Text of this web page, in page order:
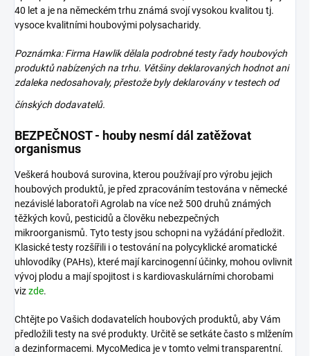
40 let a je na německém trhu známá svojí vysokou kvalitou tj.
vysoce kvalitními houbovými polysacharidy.
Poznámka: Firma Hawlik dělala podrobné testy řady houbových
produktů nabízených na trhu. Většiny deklarovaných hodnot ani
zdaleka nedosahovaly, přestože byly deklarovány v testech od
čínských dodavatelů.
BEZPEČNOST - houby nesmí dál zatěžovat
organismus
Veškerá houbová surovina, kterou používají pro výrobu jejich
houbových produktů, je před zpracováním testována v německé
nezávislé laboratoři Agrolab na více než 500 druhů známých
těžkých kovů, pesticidů a člověku nebezpečných
mikroorganismů. Tyto testy jsou schopni na vyžádání předložit.
Klasické testy rozšířili i o testování na polycyklické aromatické
uhlovodíky (PAHs), které mají karcinogenní účinky, mohou ovlivnit
vývoj plodu a mají spojitost i s kardiovaskulárními chorobami
vizzde.
Chtějte po Vašich dodavatelích houbových produktů, aby Vám
předložili testy na své produkty. Určitě se setkáte často s mlžením
a dezinformacemi. MycoMedica je v tomto velmi transparentní.